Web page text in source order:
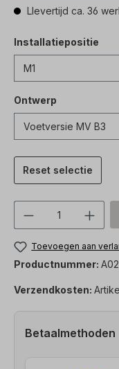
Llevertijd ca. 36
Installatiepositie
Ontwerp
Reset selectie
Toevoegen aan
Productnummer:
Verzendkosten:
Betaalmethoden